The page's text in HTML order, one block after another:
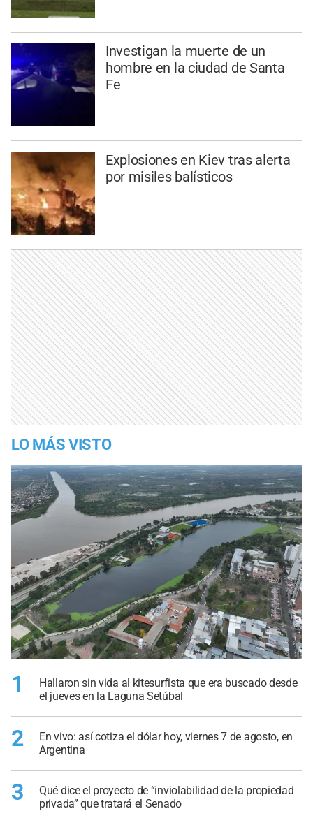
Investigan la muerte de un
hombre en la ciudad de Santa
Fe
Explosiones en Kiev tras alerta
por misiles balísticos
LO MÁS VISTO
1
Hallaron sin vida al kitesurfista que era buscado desde
el jueves en la Laguna Setúbal
2
En vivo: así cotiza el dólar hoy, viernes 7 de agosto, en
Argentina
3
Qué dice el proyecto de “inviolabilidad de la propiedad
privada” que tratará el Senado